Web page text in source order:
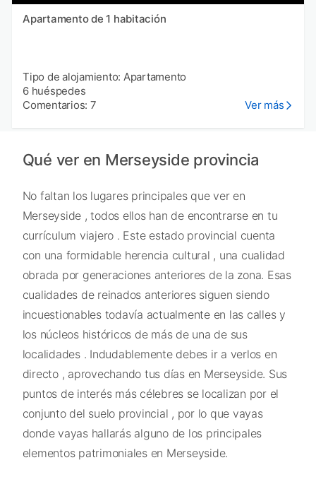
Apartamento de 1 habitación
Tipo de alojamiento: Apartamento
6 huéspedes
Comentarios: 7
Ver más
Qué ver en Merseyside provincia
No faltan los lugares principales que ver en
Merseyside , todos ellos han de encontrarse en tu
currículum viajero . Este estado provincial cuenta
con una formidable herencia cultural , una cualidad
obrada por generaciones anteriores de la zona. Esas
cualidades de reinados anteriores siguen siendo
incuestionables todavía actualmente en las calles y
los núcleos históricos de más de una de sus
localidades . Indudablemente debes ir a verlos en
directo , aprovechando tus días en Merseyside. Sus
puntos de interés más célebres se localizan por el
conjunto del suelo provincial , por lo que vayas
donde vayas hallarás alguno de los principales
elementos patrimoniales en Merseyside.